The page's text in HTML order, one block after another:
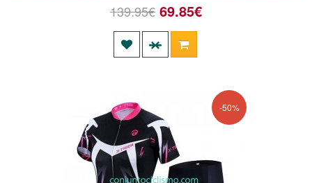
139.95€ 69.85€
-50%